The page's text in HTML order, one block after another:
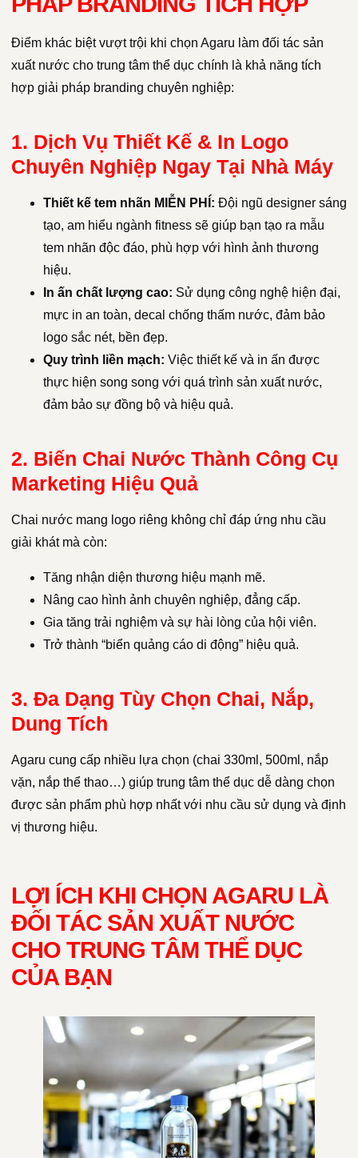
Điểm khác biệt vượt trội khi chọn Agaru làm đối tác sản
xuất nước cho trung tâm thể dục chính là khả năng tích
hợp giải pháp branding chuyên nghiệp:
1. Dịch Vụ Thiết Kế & In Logo
Chuyên Nghiệp Ngay Tại Nhà Máy
Thiết kế tem nhãn MIỄN PHÍ: Đội ngũ designer sáng
tạo, am hiểu ngành fitness sẽ giúp bạn tạo ra mẫu
tem nhãn độc đáo, phù hợp với hình ảnh thương
hiệu.
In ấn chất lượng cao: Sử dụng công nghệ hiện đại,
mực in an toàn, decal chống thấm nước, đảm bảo
logo sắc nét, bền đẹp.
Quy trình liền mạch: Việc thiết kế và in ấn được
thực hiện song song với quá trình sản xuất nước,
đảm bảo sự đồng bộ và hiệu quả.
2. Biến Chai Nước Thành Công Cụ
Marketing Hiệu Quả
Chai nước mang logo riêng không chỉ đáp ứng nhu cầu
giải khát mà còn:
Tăng nhận diện thương hiệu mạnh mẽ.
Nâng cao hình ảnh chuyên nghiệp, đẳng cấp.
Gia tăng trải nghiệm và sự hài lòng của hội viên.
Trở thành “biển quảng cáo di động” hiệu quả.
3. Đa Dạng Tùy Chọn Chai, Nắp,
Dung Tích
Agaru cung cấp nhiều lựa chọn (chai 330ml, 500ml, nắp
vặn, nắp thể thao…) giúp trung tâm thể dục dễ dàng chọn
được sản phẩm phù hợp nhất với nhu cầu sử dụng và định
vị thương hiệu.
LỢI ÍCH KHI CHỌN AGARU LÀ
ĐỐI TÁC SẢN XUẤT NƯỚC
CHO TRUNG TÂM THỂ DỤC
CỦA BẠN